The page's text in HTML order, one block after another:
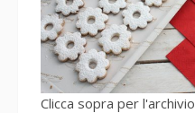
Clicca sopra per l'archivio